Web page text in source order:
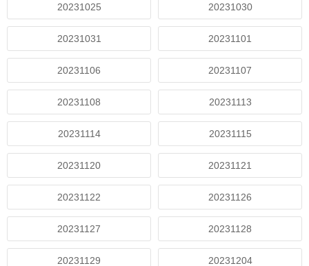
20231025 20231030
20231031 20231101
20231106 20231107
20231108 20231113
20231114 20231115
20231120 20231121
20231122 20231126
20231127 20231128
20231129 20231204